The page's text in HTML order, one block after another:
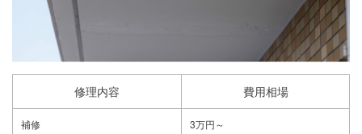
修理内容 費用相場
補修 3万円～